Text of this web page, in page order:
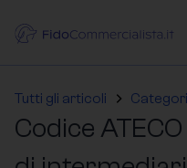
Tutti gli articoli
Codice